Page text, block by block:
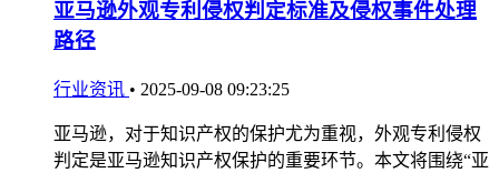
亚马逊外观专利侵权判定标准及侵权事件处理
路径
行业资讯 • 2025-09-08 09:23:25
亚马逊，对于知识产权的保护尤为重视，外观专利侵权
判定是亚马逊知识产权保护的重要环节。本文将围绕“亚